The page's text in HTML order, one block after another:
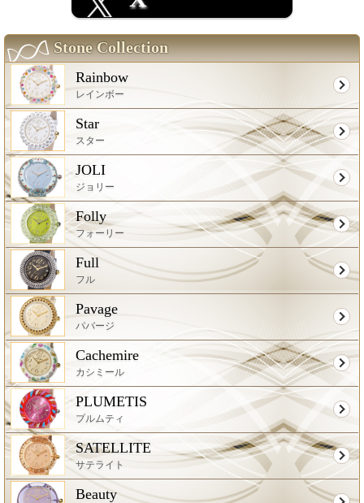
Stone Collection
Rainbow
レインボー
Star
スター
JOLI
ジョリー
Folly
フォーリー
Full
フル
Pavage
パバージ
Cachemire
カシミール
PLUMETIS
プルムティ
SATELLITE
サテライト
Beauty